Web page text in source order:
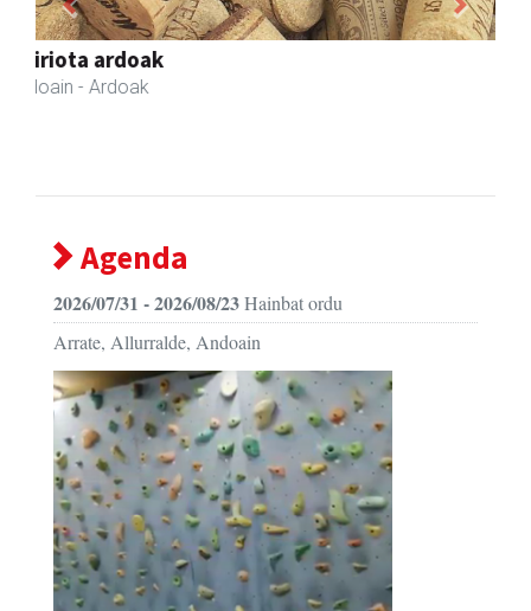
Li arropa eta osagarriak
Andoain - Arropa-dendak
Previous Next
Agenda
2026/07/31 - 2026/08/23Hainbat ordu
Arrate, Allurralde, Andoain